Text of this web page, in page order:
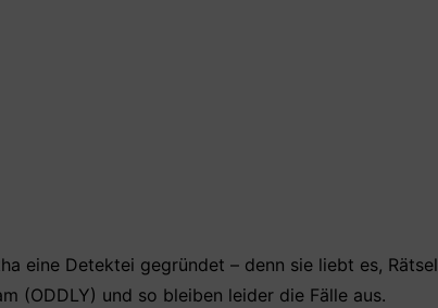
eine Detektei gegründet – denn sie liebt es, Rätsel
(ODDLY) und so bleiben leider die Fälle aus.